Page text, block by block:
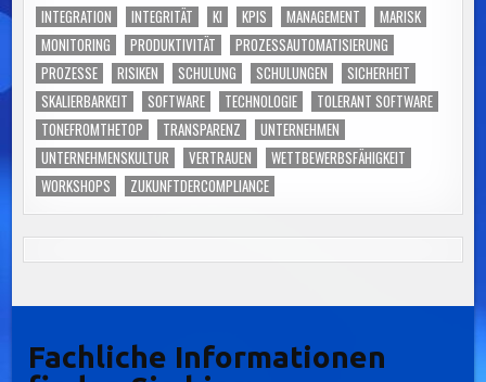
INTEGRATION
INTEGRITÄT KI KPIS MANAGEMENT
MARISK
MONITORING
PRODUKTIVITÄT
PROZESSAUTOMATISIERUNG
PROZESSE
RISIKEN SCHULUNG SCHULUNGEN
SICHERHEIT
SKALIERBARKEIT
SOFTWARE TECHNOLOGIE
TOLERANT SOFTWARE
TONEFROMTHETOP
TRANSPARENZ
UNTERNEHMEN
UNTERNEHMENSKULTUR
VERTRAUEN
WETTBEWERBSFÄHIGKEIT
WORKSHOPS
ZUKUNFTDERCOMPLIANCE
Fachliche Informationen